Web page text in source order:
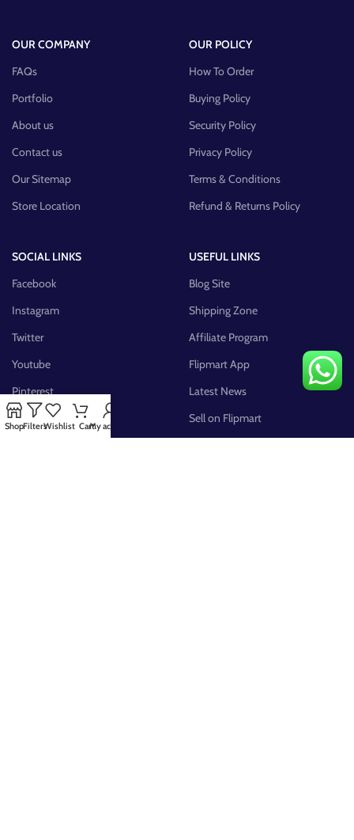
OUR COMPANY
FAQs
Portfolio
About us
Contact us
Our Sitemap
Store Location
OUR POLICY
How To Order
Buying Policy
Security Policy
Privacy Policy
Terms & Conditions
Refund & Returns Policy
SOCIAL LINKS
Facebook
Instagram
Twitter
Youtube
Pinterest
FB Group
USEFUL LINKS
Blog Site
Shipping Zone
Affiliate Program
Flipmart App
Latest News
Sell on Flipmart
ShopFiltersWishlist CartMy account